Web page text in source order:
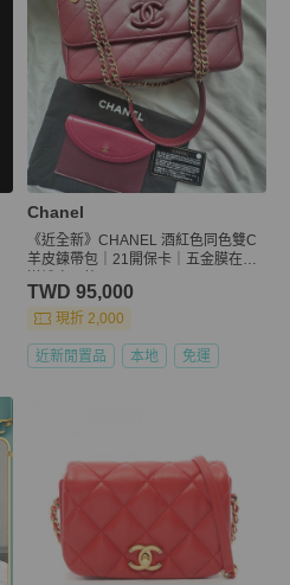
Chanel
《近全新》CHANEL 酒紅色同色雙C
羊皮鍊帶包｜21開保卡｜五金膜在｜
TWD 95,000
現折 2,000
近新閒置品 本地 免運